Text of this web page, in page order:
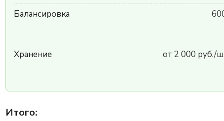
Балансировка
Хранение от 2 000 руб./
Итого: